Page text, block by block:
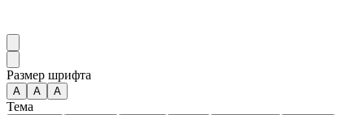
Размер шрифта
А A A
Тема